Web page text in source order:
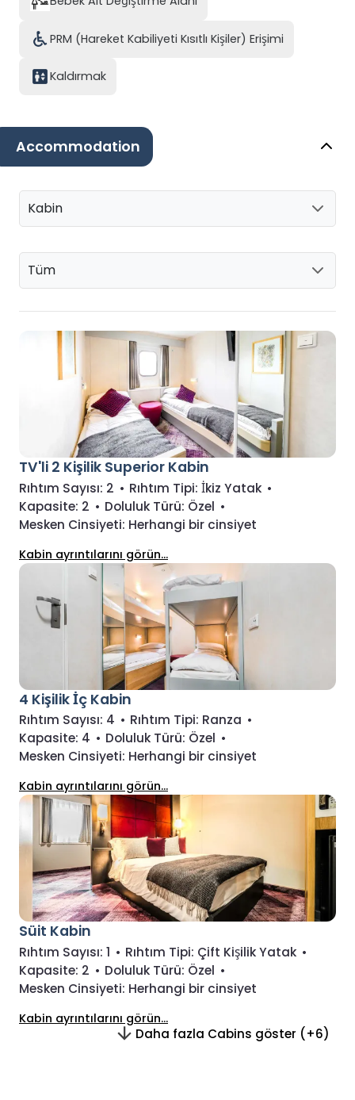
PRM (Hareket Kabiliyeti Kısıtlı Kişiler) Erişimi
Kaldırmak
Accommodation
Kabin
Tüm
TV'li 2 Kişilik Superior Kabin
Rıhtım Sayısı: 2 • Rıhtım Tipi:İkiz Yatak •
Kapasite: 2 • Doluluk Türü: Özel •
Mesken Cinsiyeti: Herhangi bir cinsiyet
Kabin ayrıntılarını görün...
4 Kişilik İç Kabin
Rıhtım Sayısı: 4 • Rıhtım Tipi: Ranza •
Kapasite: 4 • Doluluk Türü: Özel •
Mesken Cinsiyeti: Herhangi bir cinsiyet
Kabin ayrıntılarını görün...
Süit Kabin
Rıhtım Sayısı: 1 • Rıhtım Tipi: Çift Kişilik Yatak •
Kapasite: 2 • Doluluk Türü: Özel •
Mesken Cinsiyeti: Herhangi bir cinsiyet
Kabin ayrıntılarını görün...
Daha fazla Cabins göster (+6)